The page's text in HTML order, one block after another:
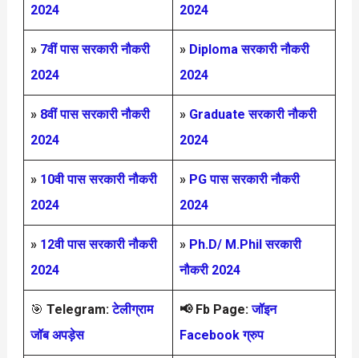
2024
2024
» 7वीं पास सरकारी नौकरी
2024
» Diploma सरकारी नौकरी
2024
» 8वीं पास सरकारी नौकरी
2024
» Graduate सरकारी नौकरी
2024
» 10वी पास सरकारी नौकरी
2024
» PG पास सरकारी नौकरी
2024
» 12वी पास सरकारी नौकरी
2024
» Ph.D/ M.Phil सरकारी
नौकरी 2024
🎯 Telegram: टेलीग्राम
जॉब अपड़ेस
📢 Fb Page:जॉइन
Facebook ग्रुप